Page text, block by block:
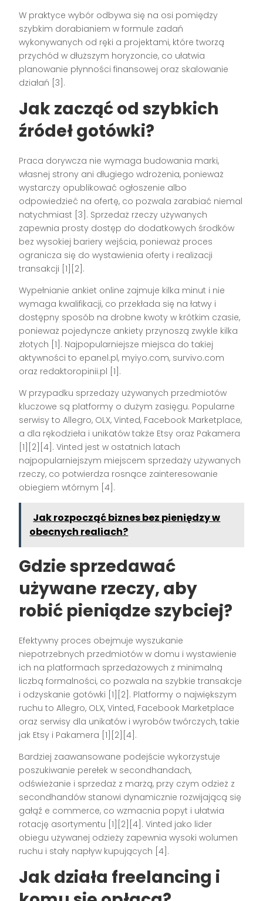
W praktyce wybór odbywa się na osi pomiędzy
szybkim dorabianiem w formule zadań
wykonywanych od ręki a projektami, które tworzą
przychód w dłuższym horyzoncie, co ułatwia
planowanie płynności finansowej oraz skalowanie
działań [3].
Jak zacząć od szybkich
źródeł gotówki?
Praca dorywcza nie wymaga budowania marki,
własnej strony ani długiego wdrożenia, ponieważ
wystarczy opublikować ogłoszenie albo
odpowiedzieć na ofertę, co pozwala zarabiać niemal
natychmiast [3]. Sprzedaż rzeczy używanych
zapewnia prosty dostęp do dodatkowych środków
bez wysokiej bariery wejścia, ponieważ proces
ogranicza się do wystawienia oferty i realizacji
transakcji [1][2].
Wypełnianie ankiet online zajmuje kilka minut i nie
wymaga kwalifikacji, co przekłada się na łatwy i
dostępny sposób na drobne kwoty w krótkim czasie,
ponieważ pojedyncze ankiety przynoszą zwykle kilka
złotych [1]. Najpopularniejsze miejsca do takiej
aktywności to epanel.pl, myiyo.com, survivo.com
oraz redaktoropinii.pl [1].
W przypadku sprzedaży używanych przedmiotów
kluczowe są platformy o dużym zasięgu. Popularne
serwisy to Allegro, OLX, Vinted, Facebook Marketplace,
a dla rękodzieła i unikatów także Etsy oraz Pakamera
[1][2][4]. Vinted jest w ostatnich latach
najpopularniejszym miejscem sprzedaży używanych
rzeczy, co potwierdza rosnące zainteresowanie
obiegiem wtórnym [4].
Jak rozpocząć biznes bez pieniędzy w
obecnych realiach?
Gdzie sprzedawać
używane rzeczy, aby
robić pieniądze szybciej?
Efektywny proces obejmuje wyszukanie
niepotrzebnych przedmiotów w domu i wystawienie
ich na platformach sprzedażowych z minimalną
liczbą formalności, co pozwala na szybkie transakcje
i odzyskanie gotówki [1][2]. Platformy o największym
ruchu to Allegro, OLX, Vinted, Facebook Marketplace
oraz serwisy dla unikatów i wyrobów twórczych, takie
jak Etsy i Pakamera [1][2][4].
Bardziej zaawansowane podejście wykorzystuje
poszukiwanie perełek w secondhandach,
odświeżanie i sprzedaż z marżą, przy czym odzież z
secondhandów stanowi dynamicznie rozwijającą się
gałąź e commerce, co wzmacnia popyt i ułatwia
rotację asortymentu [1][2][4]. Vinted jako lider
obiegu używanej odzieży zapewnia wysoki wolumen
ruchu i stały napływ kupujących [4].
Jak działa freelancing i